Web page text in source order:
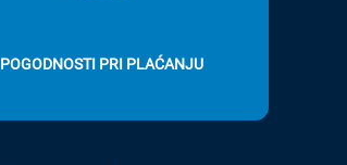
POGODNOSTI PRI PLAĆANJU